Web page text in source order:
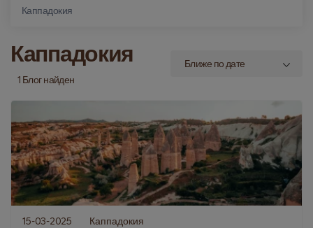
Каппадокия
Каппадокия
1 Блог найден
15-03-2025 Каппадокия